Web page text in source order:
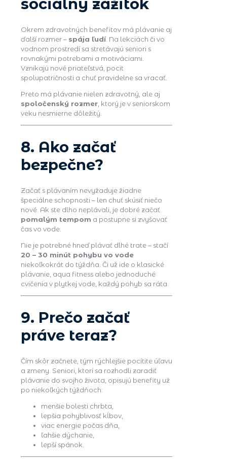
sociálny zážitok
Okrem zdravotných benefitov má plávanie aj
ďalší rozmer – spája ľudí. Na lekciách či vo
vodnom prostredí sa stretávajú seniori s
rovnakými potrebami a motiváciami.
Vznikajú nové priateľstvá, pocit
spolupatričnosti a chuť pravidelne sa vracať.
Preto má plávanie nielen zdravotný, ale aj
spoločenský rozmer , ktorý je v seniorskom
veku nesmierne dôležitý.
8. Ako začať
bezpečne?
Začať s plávaním nevyžaduje žiadne
špeciálne schopnosti – len chuť skúsiť niečo
nové. Ak ste dlho neplávali, je dobré začať
pomalým tempom a postupne si zvyšovať
čas vo vode.
Nie je potrebné hneď plávať dlhé trate – stačí
20 – 30 minút pohybu vo vode
niekoľkokrát do týždňa. Či už ide o klasické
plávanie, aqua fitness alebo jednoduché
cvičenia v plytkej vode, každý pohyb sa ráta.
9. Prečo začať
práve teraz?
Čím skôr začnete, tým rýchlejšie pocítite úľavu
a zmeny. Seniori, ktorí sa rozhodli zaradiť
plávanie do svojho života, opisujú benefity už
po niekoľkých týždňoch:
menšie bolesti chrbta,
lepšia pohyblivosť kĺbov,
viac energie počas dňa,
ľahšie dýchanie,
lepší spánok.